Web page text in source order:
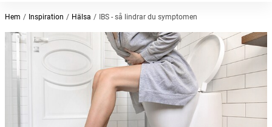
Hem Inspiration Hälsa IBS - så lindrar du symptomen